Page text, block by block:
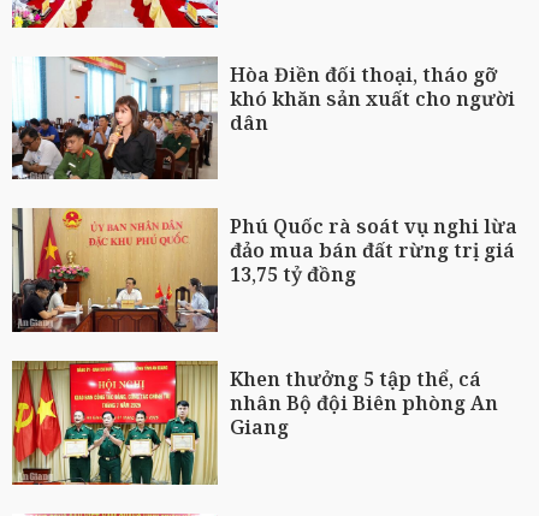
Hòa Điền đối thoại, tháo gỡ
khó khăn sản xuất cho người
dân
Phú Quốc rà soát vụ nghi lừa
đảo mua bán đất rừng trị giá
13,75 tỷ đồng
Khen thưởng 5 tập thể, cá
nhân Bộ đội Biên phòng An
Giang